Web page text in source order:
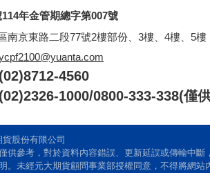
年金管期總字第007號
南京東路二段77號2樓部份、3樓、4樓、5樓
(02)8712-4560
(02)2326-1000/0800-333-338(僅
股份有限公司
供參考，對於資料內容錯誤、更新延誤或傳輸中
。未經元大期貨顧問事業部授權同意，不得將網站